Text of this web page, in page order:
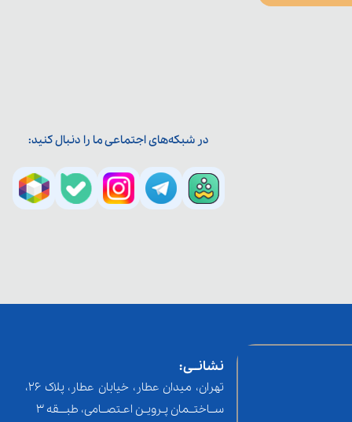
در شبکه‌های اجتماعی ما را دنبال کنید:
نشانــی:
تهران، میدان عطار، خیابان عطار، پلاک 26،
ســاختــمان پـرویـن اعـتصــامی، طبـــقه 3